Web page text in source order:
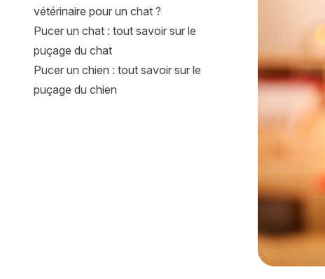
vétérinaire pour un chat ?
Pucer un chat : tout savoir sur le
puçage du chat
Pucer un chien : tout savoir sur le
puçage du chien